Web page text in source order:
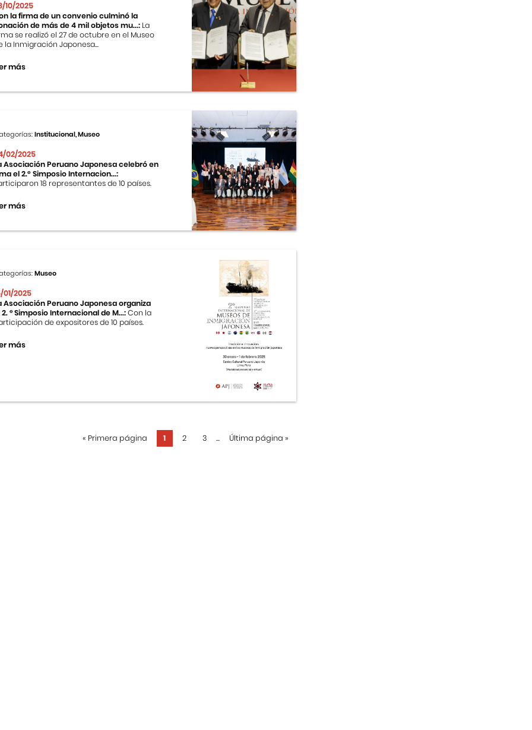
10/2025
la firma de un convenio culminó la
de más de 4 mil objetos mu...: La
se realizó el 27 de octubre en el Museo
la Inmigración Japonesa...
más
Institucional, Museo
02/2025
Asociación Peruano Japonesa celebró en
el 2.º Simposio Internacion...:
18 representantes de 10 países.
más
Museo
01/2025
Asociación Peruano Japonesa organiza
2. ° Simposio Internacional de M...:Con la
de expositores de 10 países.
más
« Primera página 1 2 3 ... Última página »